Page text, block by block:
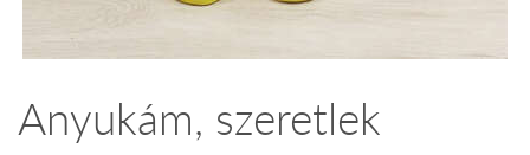
Anyukám, szeretlek